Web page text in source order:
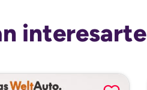
interesarte